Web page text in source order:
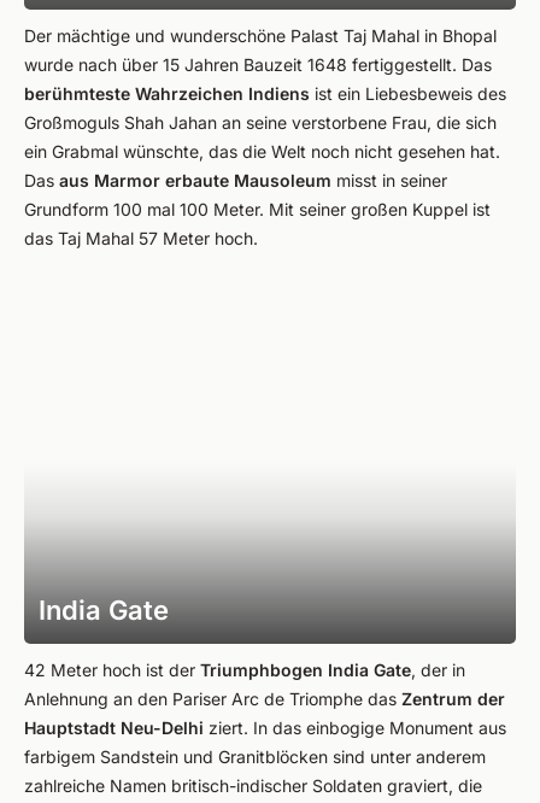
Der mächtige und wunderschöne Palast Taj Mahal in Bhopal
wurde nach über 15 Jahren Bauzeit 1648 fertiggestellt. Das
berühmteste Wahrzeichen Indiens ist ein Liebesbeweis des
Großmoguls Shah Jahan an seine verstorbene Frau, die sich
ein Grabmal wünschte, das die Welt noch nicht gesehen hat.
Das aus Marmor erbaute Mausoleum misst in seiner
Grundform 100 mal 100 Meter. Mit seiner großen Kuppel ist
das Taj Mahal 57 Meter hoch.
India Gate
42 Meter hoch ist der Triumphbogen India Gate, der in
Anlehnung an den Pariser Arc de Triomphe das Zentrum der
Hauptstadt Neu-Delhi ziert. In das einbogige Monument aus
farbigem Sandstein und Granitblöcken sind unter anderem
zahlreiche Namen britisch-indischer Soldaten graviert, die